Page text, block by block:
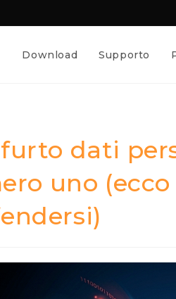
Download Supporto
dati
uno (ecco